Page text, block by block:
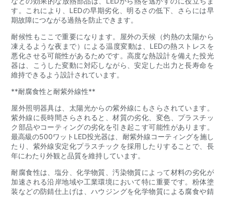
す。これにより、LEDの早期劣化、明るさの低下、さらには早
期故障につながる過熱を防止できます。
耐候性もここで重要になります。屋外の天候（灼熱の太陽から
凍えるような夜まで）による温度変動は、LEDの熱ストレスを
悪化させる可能性があるためです。高度な熱設計を備えた投光
器は、こうした変動に対応しながら、安定した出力と長寿命を
維持できるよう設計されています。
**耐腐食性と耐紫外線性**
屋外照明器具は、太陽光からの紫外線にもさらされています。
紫外線に長時間さらされると、材質の劣化、変色、プラスチッ
ク部品やコーティングの劣化を引き起こす可能性があります。
最高級の500ワットLED投光器は、耐紫外線コーティングを施し
たり、紫外線安定化プラスチックを採用したりすることで、長
年にわたり外観と品質を維持しています。
耐腐食性は、塩分、化学物質、汚染物質によって材料の劣化が
加速される沿岸地域や工業環境において特に重要です。粉体塗
装などの防錆仕上げは、ハウジングを化学物質による腐食や錆